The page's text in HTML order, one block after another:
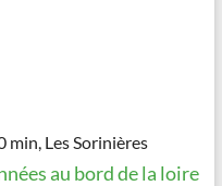
Les Sorinières
au bord de la loire